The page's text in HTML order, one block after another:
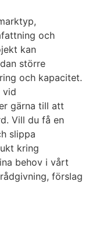
och
kan
större
och kapacitet.
vid
gärna till att
Vill du få en
slippa
kring
behov i vårt
förslag